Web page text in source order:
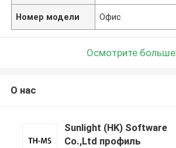
Номер модели Офис
Осмотрите больше
О нас
Sunlight (HK) Software
Co.,Ltd профиль